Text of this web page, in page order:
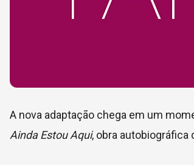
A nova adaptação chega em um
Ainda Estou Aqui, obra